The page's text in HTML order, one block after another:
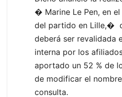
� Marine Le Pen, en el
del partido en Lille,�
deberá ser revalidada
interna por los
aportado un 52 % de
de modificar el
consulta.